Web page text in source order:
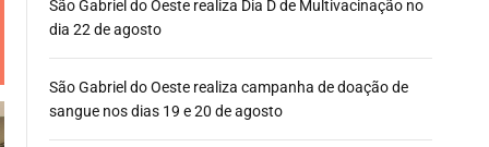
São Gabriel do Oeste realiza Dia D de Multivacinação no
dia 22 de agosto
São Gabriel do Oeste realiza campanha de doação de
sangue nos dias 19 e 20 de agosto